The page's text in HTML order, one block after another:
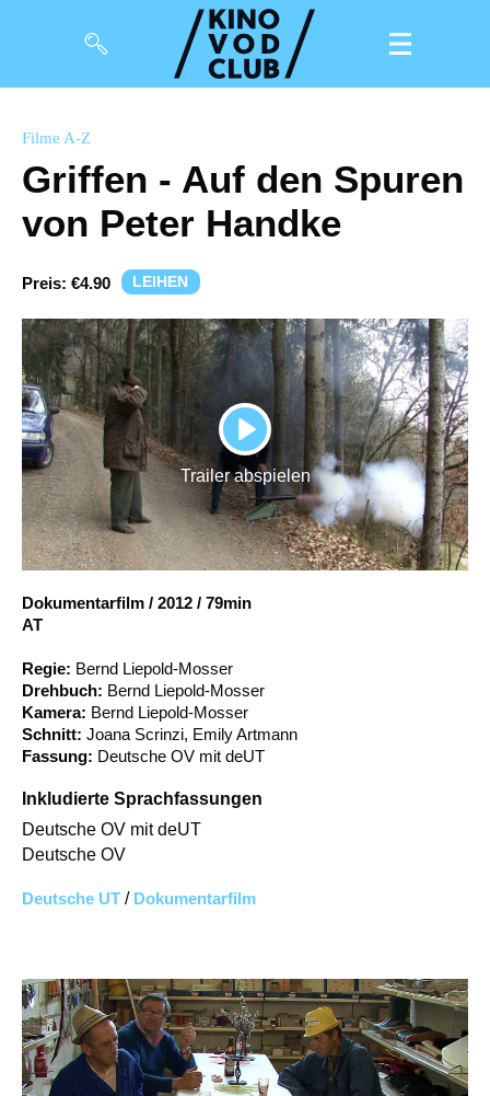
Magazin
Kuratierungen
Events
So geht’s
Filmpakete
Gutscheine
& Filmpässe
Account
Suche
Filme A-Z
Griffen - Auf den Spuren
von Peter Handke
Preis: €4.90 LEIHEN
PLAY
Trailer abspielen
Dokumentarfilm / 2012 / 79min
AT
Regie: Bernd Liepold-Mosser
Drehbuch: Bernd Liepold-Mosser
Kamera: Bernd Liepold-Mosser
Schnitt: Joana Scrinzi, Emily Artmann
Fassung: Deutsche OV mit deUT
Inkludierte Sprachfassungen
Deutsche OV mit deUT
Deutsche OV
Deutsche UT / Dokumentarfilm